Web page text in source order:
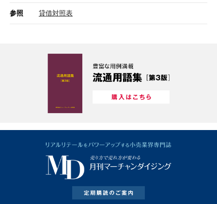
参照 貸借対照表